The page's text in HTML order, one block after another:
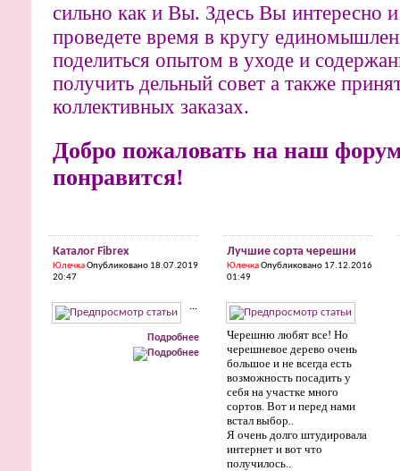
сильно как и Вы. Здесь Вы интересно
проведете время в кругу
поделиться опытом в уходе и
получить дельный совет а также
коллективных заказах.
Добро пожаловать на наш
понравится!
Каталог Fibrex
ЮлечкаОпубликовано 18.07.2019
20:47
...
Подробнее
Лучшие сорта черешни
ЮлечкаОпубликовано 17.12.2016
01:49
Черешню любят все! Но
черешневое дерево очень
большое и не всегда есть
возможность посадить у
себя на участке много
сортов. Вот и перед нами
встал выбор..
Я очень долго штудировала
интернет и вот что
получилось..